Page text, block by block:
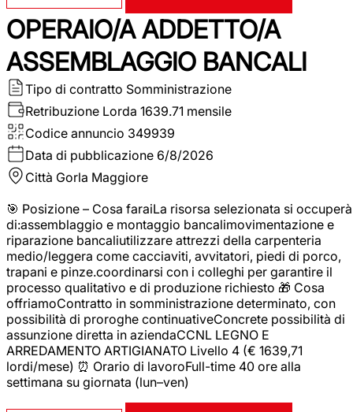
OPERAIO/A ADDETTO/A
ASSEMBLAGGIO BANCALI
Tipo di contratto Somministrazione
Retribuzione Lorda 1639.71 mensile
Codice annuncio 349939
Data di pubblicazione 6/8/2026
Città Gorla Maggiore
🎯 Posizione – Cosa faraiLa risorsa selezionata si occuperà
di:assemblaggio e montaggio bancalimovimentazione e
riparazione bancaliutilizzare attrezzi della carpenteria
medio/leggera come cacciaviti, avvitatori, piedi di porco,
trapani e pinze.coordinarsi con i colleghi per garantire il
processo qualitativo e di produzione richiesto 🎁 Cosa
offriamoContratto in somministrazione determinato, con
possibilità di proroghe continuativeConcrete possibilità di
assunzione diretta in aziendaCCNL LEGNO E
ARREDAMENTO ARTIGIANATO Livello 4 (€ 1639,71
lordi/mese) ⏰ Orario di lavoroFull-time 40 ore alla
settimana su giornata (lun–ven)